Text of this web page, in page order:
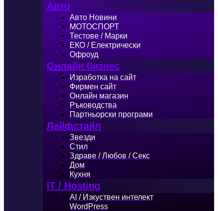
Авто
Авто Новини
МОТОСПОРТ
Тестове / Марки
ЕКО / Електрически
Офроуд
Онлайн бизнес
Изработка на сайт
Фирмен сайт
Онлайн магазин
Ръководства
Партньорски програми
Лайфстайл
Звезди
Стил
Здраве / Любов / Секс
Дом
Кухня
IT / Hosting
AI / Изкуствен интелект
WordPress